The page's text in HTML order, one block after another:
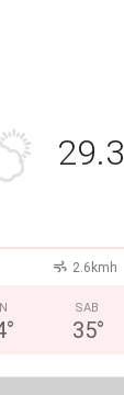
29.3
2.6kmh
°
SAB
35°